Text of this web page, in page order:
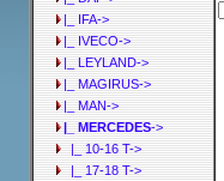
|_ IFA->
|_ IVECO->
|_ LEYLAND->
|_ MAGIRUS->
|_ MAN->
|_ MERCEDES->
|_ 10-16 T->
|_ 17-18 T->